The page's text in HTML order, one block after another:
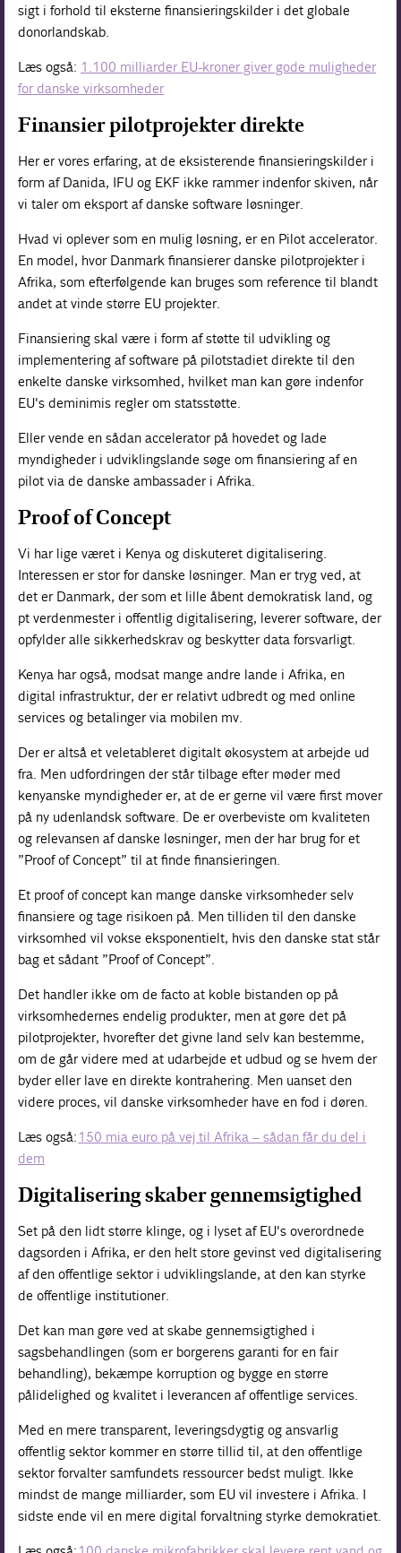
sigt i forhold til eksterne finansieringskilder i det globale
donorlandskab.
Læs også: 1.100 milliarder EU-kroner giver gode muligheder
for danske virksomheder
Finansier pilotprojekter direkte
Her er vores erfaring, at de eksisterende finansieringskilder i
form af Danida, IFU og EKF ikke rammer indenfor skiven, når
vi taler om eksport af danske software løsninger.
Hvad vi oplever som en mulig løsning, er en Pilot accelerator.
En model, hvor Danmark finansierer danske pilotprojekter i
Afrika, som efterfølgende kan bruges som reference til blandt
andet at vinde større EU projekter.
Finansiering skal være i form af støtte til udvikling og
implementering af software på pilotstadiet direkte til den
enkelte danske virksomhed, hvilket man kan gøre indenfor
EU's deminimis regler om statsstøtte.
Eller vende en sådan accelerator på hovedet og lade
myndigheder i udviklingslande søge om finansiering af en
pilot via de danske ambassader i Afrika.
Proof of Concept
Vi har lige været i Kenya og diskuteret digitalisering.
Interessen er stor for danske løsninger. Man er tryg ved, at
det er Danmark, der som et lille åbent demokratisk land, og
pt verdenmester i offentlig digitalisering, leverer software, der
opfylder alle sikkerhedskrav og beskytter data forsvarligt.
Kenya har også, modsat mange andre lande i Afrika, en
digital infrastruktur, der er relativt udbredt og med online
services og betalinger via mobilen mv.
Der er altså et veletableret digitalt økosystem at arbejde ud
fra. Men udfordringen der står tilbage efter møder med
kenyanske myndigheder er, at de er gerne vil være first mover
på ny udenlandsk software. De er overbeviste om kvaliteten
og relevansen af danske løsninger, men der har brug for et
”Proof of Concept” til at finde finansieringen.
Et proof of concept kan mange danske virksomheder selv
finansiere og tage risikoen på. Men tilliden til den danske
virksomhed vil vokse eksponentielt, hvis den danske stat står
bag et sådant ”Proof of Concept”.
Det handler ikke om de facto at koble bistanden op på
virksomhedernes endelig produkter, men at gøre det på
pilotprojekter, hvorefter det givne land selv kan bestemme,
om de går videre med at udarbejde et udbud og se hvem der
byder eller lave en direkte kontrahering. Men uanset den
videre proces, vil danske virksomheder have en fod i døren.
Læs også: 150 mia euro på vej til Afrika – sådan får du del i
dem
Digitalisering skaber gennemsigtighed
Set på den lidt større klinge, og i lyset af EU's overordnede
dagsorden i Afrika, er den helt store gevinst ved digitalisering
af den offentlige sektor i udviklingslande, at den kan styrke
de offentlige institutioner.
Det kan man gøre ved at skabe gennemsigtighed i
sagsbehandlingen (som er borgerens garanti for en fair
behandling), bekæmpe korruption og bygge en større
pålidelighed og kvalitet i leverancen af offentlige services.
Med en mere transparent, leveringsdygtig og ansvarlig
offentlig sektor kommer en større tillid til, at den offentlige
sektor forvalter samfundets ressourcer bedst muligt. Ikke
mindst de mange milliarder, som EU vil investere i Afrika. I
sidste ende vil en mere digital forvaltning styrke demokratiet.